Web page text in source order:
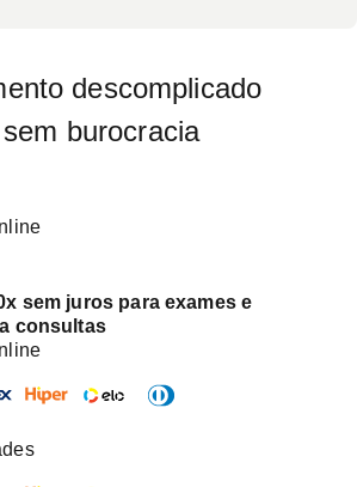
descomplicado
burocracia
sem juros para exames e
consultas